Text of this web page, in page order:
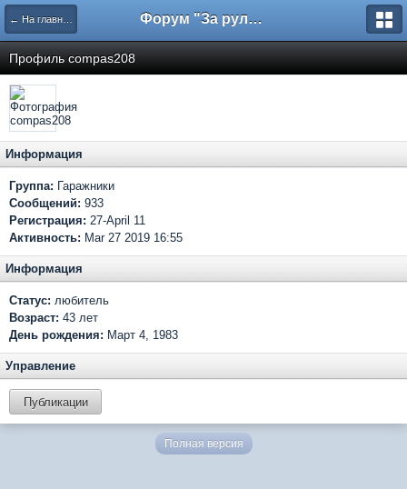
← На главную Форум "За рулем"
Профиль compas208
Информация
Группа: Гаражники
Сообщений: 933
Регистрация: 27-April 11
Активность: Mar 27 2019 16:55
Информация
Статус: любитель
Возраст: 43 лет
День рождения: Март 4, 1983
Управление
Публикации
Полная версия